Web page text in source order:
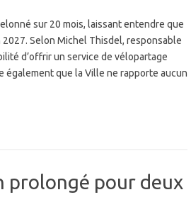
sur 20 mois, laissant entendre que
Selon Michel Thisdel, responsable
d’offrir un service de vélopartage
également que la Ville ne rapporte aucun
prolongé pour deux